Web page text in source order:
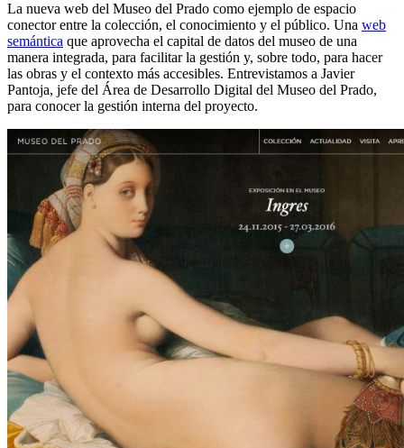
La nueva web del Museo del Prado como ejemplo de espacio
conector entre la colección, el conocimiento y el público. Una web
semántica que aprovecha el capital de datos del museo de una
manera integrada, para facilitar la gestión y, sobre todo, para hacer
las obras y el contexto más accesibles. Entrevistamos a Javier
Pantoja, jefe del Área de Desarrollo Digital del Museo del Prado,
para conocer la gestión interna del proyecto.